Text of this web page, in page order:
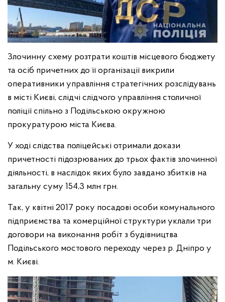
Злочинну схему розтрати коштів місцевого бюджету
та осіб причетних до її організації викрили
оперативники управління стратегічних розслідувань
в місті Києві, слідчі слідчого управління столичної
поліції спільно з Подільською окружною
прокуратурою міста Києва.
У ході слідства поліцейські отримали докази
причетності підозрюваних до трьох фактів злочинної
діяльності, в наслідок яких було завдано збитків на
загальну суму 154,3 млн грн.
Так, у квітні 2017 року посадові особи комунального
підприємства та комерційної структури уклали три
договори на виконання робіт з будівництва
Подільського мостового переходу через р. Дніпро у
м. Києві.